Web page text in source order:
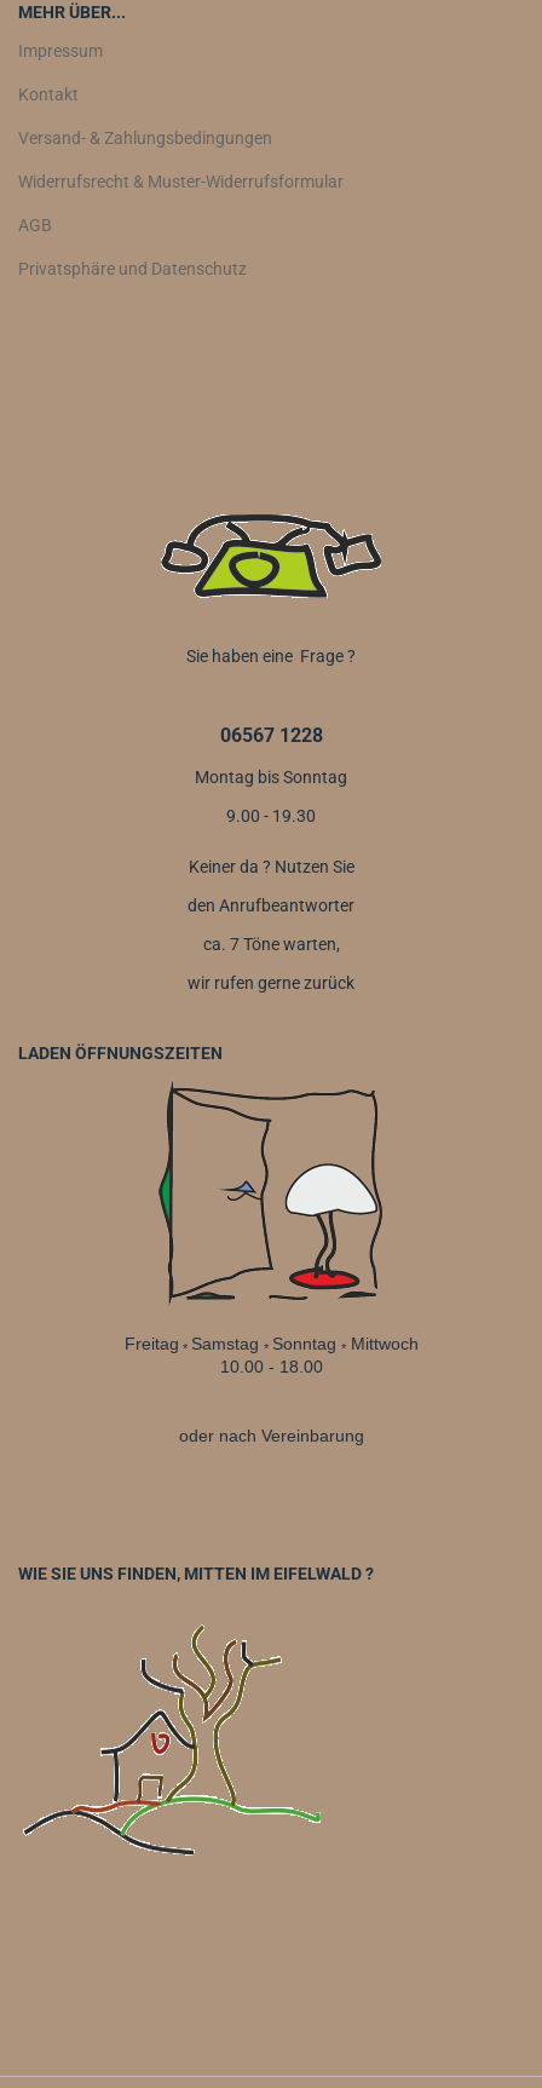
MEHR ÜBER...
Impressum
Kontakt
Versand- & Zahlungsbedingungen
Widerrufsrecht & Muster-Widerrufsformular
AGB
Privatsphäre und Datenschutz
Sie haben eine Frage ?
06567 1228
Montag bis Sonntag
9.00 - 19.30
Keiner da ? Nutzen Sie
den Anrufbeantworter
ca. 7 Töne warten,
wir rufen gerne zurück
LADEN ÖFFNUNGSZEITEN
Freitag * Samstag * Sonntag *Mittwoch
10.00 - 18.00
oder nach Vereinbarung
WIE SIE UNS FINDEN, MITTEN IM EIFELWALD ?